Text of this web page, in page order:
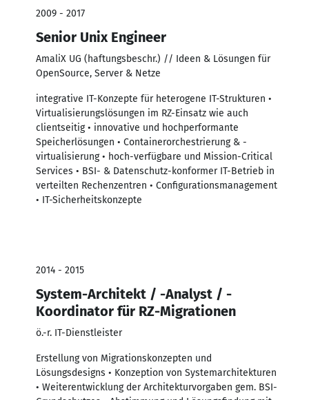
2009 - 2017
Senior Unix Engineer
AmaliX UG (haftungsbeschr.) // Ideen & Lösungen für
OpenSource, Server & Netze
integrative IT-Konzepte für heterogene IT-Strukturen •
Virtualisierungslösungen im RZ-Einsatz wie auch
clientseitig • innovative und hochperformante
Speicherlösungen • Containerorchestrierung & -
virtualisierung • hoch-verfügbare und Mission-Critical
Services • BSI- & Datenschutz-konformer IT-Betrieb in
verteilten Rechenzentren • Configurationsmanagement
• IT-Sicherheitskonzepte
2014 - 2015
System-Architekt / -Analyst / -
Koordinator für RZ-Migrationen
ö.-r. IT-Dienstleister
Erstellung von Migrationskonzepten und
Lösungsdesigns • Konzeption von Systemarchitekturen
• Weiterentwicklung der Architekturvorgaben gem. BSI-